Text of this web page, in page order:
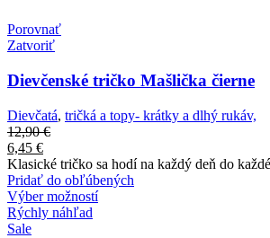
Porovnať
Zatvoriť
Dievčenské tričko Mašlička čierne
Dievčatá, tričká a topy- krátky a dlhý rukáv,
12,90€
6,45 €
Klasické tričko sa hodí na každý deň do
Pridať do obľúbených
Výber možností
Rýchly náhľad
Sale